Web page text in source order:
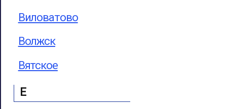
Виловатово
Волжск
Вятское
Е